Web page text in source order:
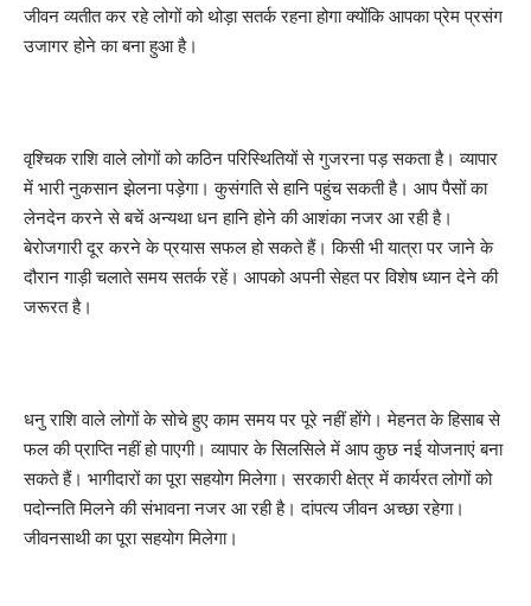
जीवन व्यतीत कर रहे लोगों को थोड़ा सतर्क रहना होगा क्योंकि आपका प्रेम प्रसंग
उजागर होने का बना हुआ है।
वृश्चिक राशि वाले लोगों को कठिन परिस्थितियों से गुजरना पड़ सकता है। व्यापार
में भारी नुकसान झेलना पड़ेगा। कुसंगति से हानि पहुंच सकती है। आप पैसों का
लेनदेन करने से बचें अन्यथा धन हानि होने की आशंका नजर आ रही है।
बेरोजगारी दूर करने के प्रयास सफल हो सकते हैं। किसी भी यात्रा पर जाने के
दौरान गाड़ी चलाते समय सतर्क रहें। आपको अपनी सेहत पर विशेष ध्यान देने की
जरूरत है।
धनु राशि वाले लोगों के सोचे हुए काम समय पर पूरे नहीं होंगे। मेहनत के हिसाब से
फल की प्राप्ति नहीं हो पाएगी। व्यापार के सिलसिले में आप कुछ नई योजनाएं बना
सकते हैं। भागीदारों का पूरा सहयोग मिलेगा। सरकारी क्षेत्र में कार्यरत लोगों को
पदोन्नति मिलने की संभावना नजर आ रही है। दांपत्य जीवन अच्छा रहेगा।
जीवनसाथी का पूरा सहयोग मिलेगा।